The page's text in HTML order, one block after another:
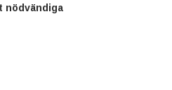
nödvändiga